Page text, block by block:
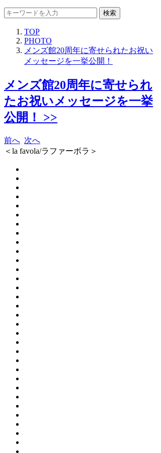
検索
TOP
PHOTO
メンズ館20周年に寄せられたお祝い
メッセージを一挙公開！
メンズ館20周年に寄せられ
たお祝いメッセージを一挙
公開！ >>
前へ 次へ
＜la favola/ラファーボラ＞